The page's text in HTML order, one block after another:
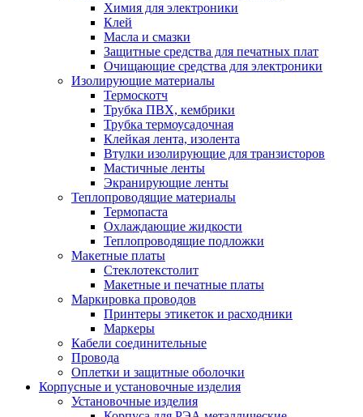
Химия для электроники
Клей
Масла и смазки
Защитные средства для печатных плат
Очищающие средства для электроники
Изолирующие материалы
Термоскотч
Трубка ПВХ, кембрики
Трубка термоусадочная
Клейкая лента, изолента
Втулки изолирующие для транзисторов
Мастичные ленты
Экранирующие ленты
Теплопроводящие материалы
Термопаста
Охлаждающие жидкости
Теплопроводящие подложки
Макетные платы
Стеклотекстолит
Макетные и печатные платы
Маркировка проводов
Принтеры этикеток и расходники
Маркеры
Кабели соединительные
Провода
Оплетки и защитные оболочки
Корпусные и установочные изделия
Установочные изделия